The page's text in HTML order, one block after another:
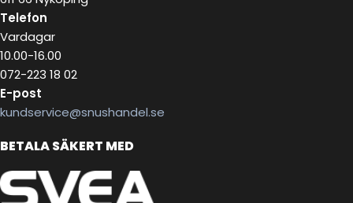
Telefon
Vardagar
10.00-16.00
072-223 18 02
E-post
kundservice@snushandel.se
BETALA SÄKERT MED